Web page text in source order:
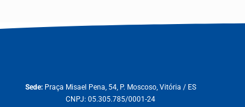
Sede: Praça Misael Pena, 54, P. Moscoso, Vitória / ES
CNPJ: 05.305.785/0001-24